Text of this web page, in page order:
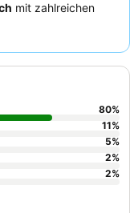
mit zahlreichen
vielfältigen,
. Für ein ruhigeres
Cottage
bieten.
80%
11%
5%
2%
2%